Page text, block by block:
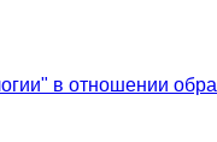
в отношении